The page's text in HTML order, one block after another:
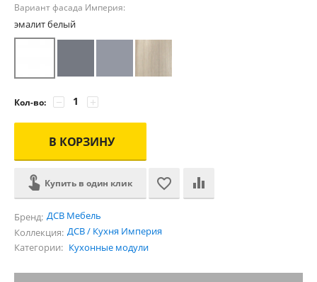
Вариант фасада Империя:
эмалит белый
Кол-во: +
−
В КОРЗИНУ
Купить в один клик
Бренд: ДСВ Мебель
Коллекция: ДСВ / Кухня Империя
Категории: Кухонные модули